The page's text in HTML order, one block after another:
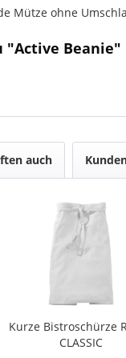
Mütze ohne
"Active Beanie"
auch
Kurze Bistroschürze
CLASSIC